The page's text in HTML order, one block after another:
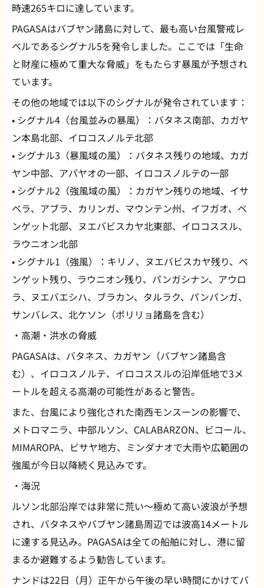
時速265キロに達しています。
PAGASAはバブヤン諸島に対して、最も高い台風警戒レ
ベルであるシグナル5を発令しました。ここでは「生命
と財産に極めて重大な脅威」をもたらす暴風が予想され
ています。
その他の地域では以下のシグナルが発令されています：
• シグナル4（台風並みの暴風）：バタネス南部、カガヤ
ン本島北部、イロコスノルテ北部
• シグナル3（暴風域の風）：バタネス残りの地域、カガ
ヤン中部、アパヤオの一部、イロコスノルテの一部
• シグナル2（強風域の風）：カガヤン残りの地域、イサ
ベラ、アブラ、カリンガ、マウンテン州、イフガオ、ベ
ンゲット北部、ヌエバビスカヤ北東部、イロコススル、
ラウニオン北部
• シグナル1（強風）：キリノ、ヌエバビスカヤ残り、ベ
ンゲット残り、ラウニオン残り、パンガシナン、アウロ
ラ、ヌエバエシハ、ブラカン、タルラク、パンパンガ、
サンバレス、北ケソン（ポリリョ諸島を含む）
・高潮・洪水の脅威
PAGASAは、バタネス、カガヤン（バブヤン諸島含
む）、イロコスノルテ、イロコススルの沿岸低地で3メ
ートルを超える高潮の可能性があると警告。
また、台風により強化された南西モンスーンの影響で、
メトロマニラ、中部ルソン、CALABARZON、ビコール、
MIMAROPA、ビサヤ地方、ミンダナオで大雨や広範囲の
強風が今日以降続く見込みです。
・海況
ルソン北部沿岸では非常に荒い～極めて高い波浪が予想
され、バタネスやバブヤン諸島周辺では波高14メートル
に達する見込み。PAGASAは全ての船舶に対し、港に留
まるか避難するよう勧告しています。
ナンドは22日（月）正午から午後の早い時間にかけてバ